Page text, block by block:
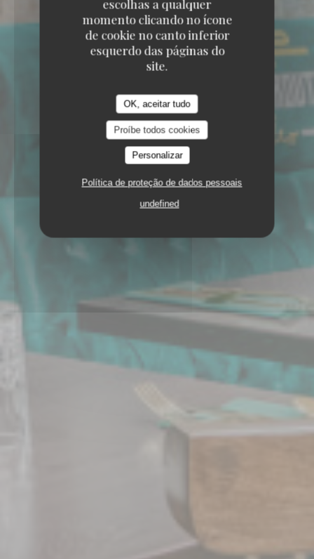
escolhas a qualquer
momento clicando no ícone
de cookie no canto inferior
esquerdo das páginas do
site.
OK, aceitar tudo
Proíbe todos cookies
Personalizar
Política de proteção de dados pessoais
undefined
13 RUE THOMASSIN 69002 LYON